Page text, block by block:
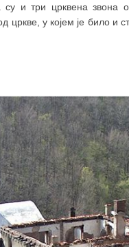
и три црквена звона
у којем је било и